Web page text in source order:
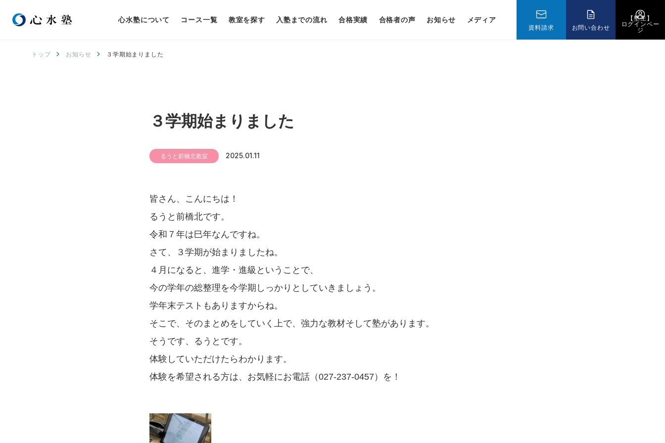
心水塾について コース一覧 教室を探す 入塾までの流れ 合格実績 合格者の声 お知らせ メディア
資料請求 お問い合わせ
【塾生】
ログインペー
ジ
トップ お知らせ ３学期始まりました
３学期始まりました
るうと前橋北教室 2025.01.11
皆さん、こんにちは！
るうと前橋北です。
令和７年は巳年なんですね。
さて、３学期が始まりましたね。
４月になると、進学・進級ということで、
今の学年の総整理を今学期しっかりとしていきましょう。
学年末テストもありますからね。
そこで、そのまとめをしていく上で、強力な教材そして塾があります。
そうです、るうとです。
体験していただけたらわかります。
体験を希望される方は、お気軽にお電話（027-237-0457）を！